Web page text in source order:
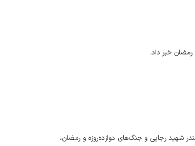
با اشاره به رویدادهای پرچالش سال ۱۴۰۴، از جمله انفجار بندر شهید رجایی و جنگ‌های دوازده‌روزه و رمضان،